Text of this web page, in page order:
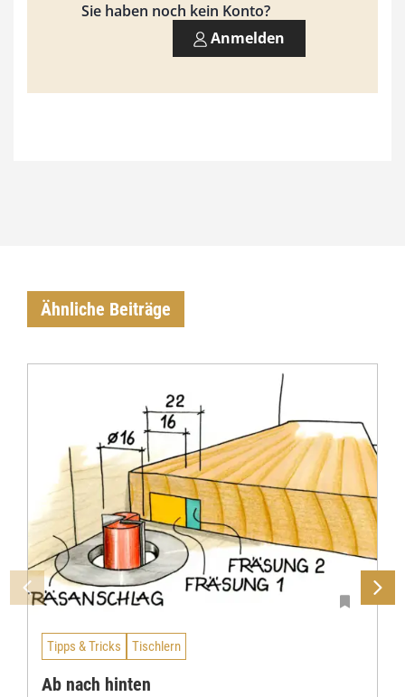
0
0
Sie haben noch kein Konto?
Anmelden
Ähnliche Beiträge
Tipps & Tricks Tischlern
Ab nach hinten